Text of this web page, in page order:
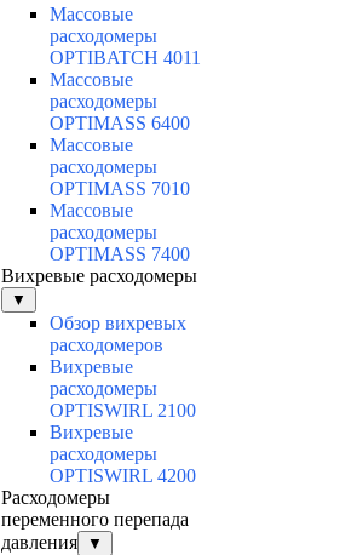
Массовые
расходомеры
OPTIBATCH 4011
Массовые
расходомеры
OPTIMASS 6400
Массовые
расходомеры
OPTIMASS 7010
Массовые
расходомеры
OPTIMASS 7400
Вихревые расходомеры
▼
Обзор вихревых
расходомеров
Вихревые
расходомеры
OPTISWIRL 2100
Вихревые
расходомеры
OPTISWIRL 4200
Расходомеры
переменного перепада
давления
▼